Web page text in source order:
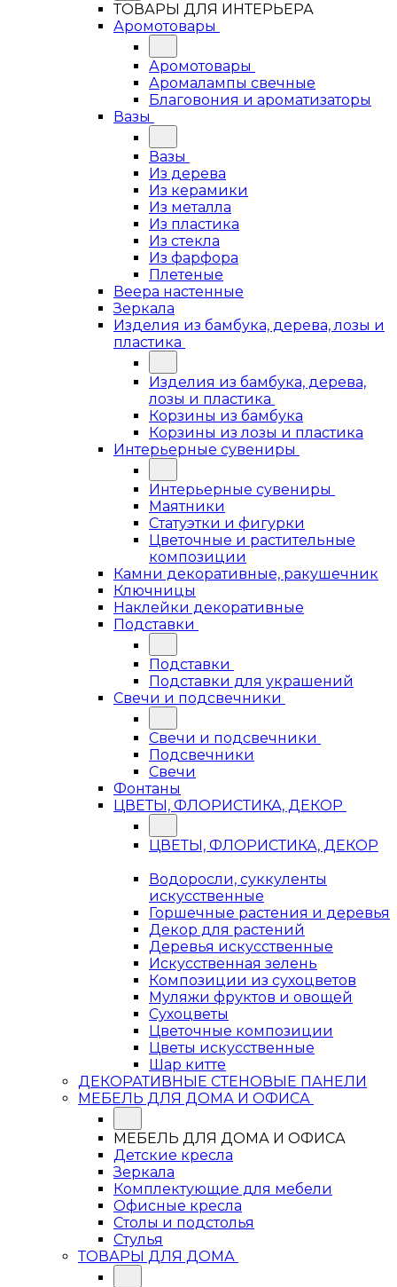
ТОВАРЫ ДЛЯ ИНТЕРЬЕРА
Аромотовары
Аромотовары
Аромалампы свечные
Благовония и ароматизаторы
Вазы
Вазы
Из дерева
Из керамики
Из металла
Из пластика
Из стекла
Из фарфора
Плетеные
Веера настенные
Зеркала
Изделия из бамбука, дерева, лозы и
пластика
Изделия из бамбука, дерева,
лозы и пластика
Корзины из бамбука
Корзины из лозы и пластика
Интерьерные сувениры
Интерьерные сувениры
Маятники
Статуэтки и фигурки
Цветочные и растительные
композиции
Камни декоративные, ракушечник
Ключницы
Наклейки декоративные
Подставки
Подставки
Подставки для украшений
Свечи и подсвечники
Свечи и подсвечники
Подсвечники
Свечи
Фонтаны
ЦВЕТЫ, ФЛОРИСТИКА, ДЕКОР
ЦВЕТЫ, ФЛОРИСТИКА, ДЕКОР
Водоросли, суккуленты
искусственные
Горшечные растения и деревья
Декор для растений
Деревья искусственные
Искусственная зелень
Композиции из сухоцветов
Муляжи фруктов и овощей
Сухоцветы
Цветочные композиции
Цветы искусственные
Шар китте
ДЕКОРАТИВНЫЕ СТЕНОВЫЕ ПАНЕЛИ
МЕБЕЛЬ ДЛЯ ДОМА И ОФИСА
МЕБЕЛЬ ДЛЯ ДОМА И ОФИСА
Детские кресла
Зеркала
Комплектующие для мебели
Офисные кресла
Столы и подстолья
Стулья
ТОВАРЫ ДЛЯ ДОМА